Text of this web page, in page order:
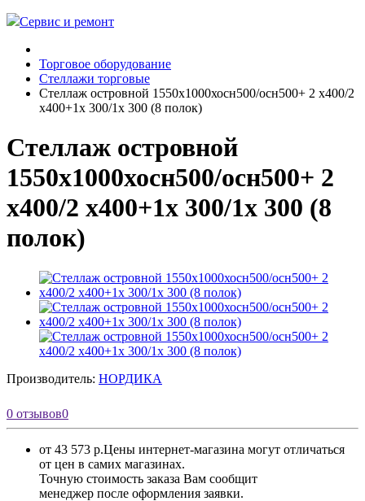
Сервис и ремонт
Торговое оборудование
Стеллажи торговые
Стеллаж островной 1550х1000хосн500/осн500+ 2 х400/2
х400+1х 300/1х 300 (8 полок)
Стеллаж островной
1550х1000хосн500/осн500+ 2
х400/2 х400+1х 300/1х 300 (8
полок)
Производитель: НОРДИКА
0 отзывов0
от 43 573 р.Цены интернет-магазина могут отличаться
от цен в самих магазинах.
Точную стоимость заказа Вам сообщит
менеджер после оформления заявки.